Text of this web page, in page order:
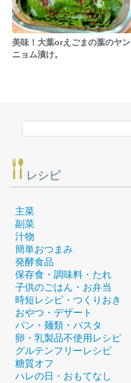
美味！大葉orえごまの葉のヤン
ニョム漬け。
レシピ
主菜
副菜
汁物
簡単おつまみ
発酵食品
保存食・調味料・たれ
子供のごはん・お弁当
時短レシピ・つくりおき
おやつ・デザート
パン・麺類・パスタ
卵・乳製品不使用レシピ
グルテンフリーレシピ
糖質オフ
ハレの日・おもてなし